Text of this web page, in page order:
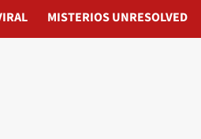
MISTERIOS UNRESOLVED